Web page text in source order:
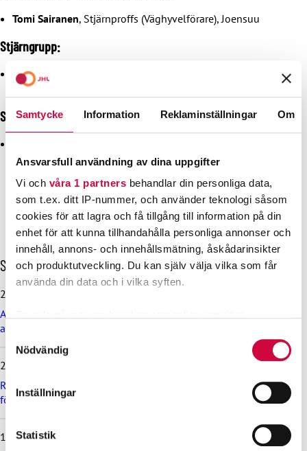
Samtycke Information Reklaminställningar Om
Ansvarsfull användning av dina uppgifter
Vi och våra 1 partners behandlar din personliga data,
som t.ex. ditt IP-nummer, och använder teknologi såsom
cookies för att lagra och få tillgång till information på din
enhet för att kunna tillhandahålla personliga annonser och
innehåll, annons- och innehållsmätning, åskådarinsikter
och produktutveckling. Du kan själv välja vilka som får
använda din data och i vilka syften.
Du kan ändra eller dra tillbaka ditt samtycke när som
Vi använder enhetsidentifierare för att anpassa innehållet
för sociala medier och analysera vår trafik. Vi
vidarebefordrar även sådana identifierare och annan
Nödvändig
Inställningar
Statistik
Tomi Sairanen, Stjärnproffs (Väghyvelförare), Joensuu
Stjärngrupp:
Rantavitikan päiväkoti, Rovaniemi, Kultaketut (
Salmela, Jutta Suvinen, Kirsi Timonen
Stjärnor som utvecklat sitt arbete:
Niskanen, Jade Hyytiäinen, Annika Kasurinen, Marjut
Pitkänen, Tarmo Ryhänen, Merja Savolainen, Tiiu
Yletyinen, Jaana Hänninen Janne Heikkinen)
H
o
p
p
a
ö
r
d
e
n
Senaste nyheterna
29.6.2026
Arbetsdomstolen dömde Helsingfors stad till böter på grund
av brott mot kollektivavtal
24.6.2026
Rekommendation till kommuner, välfärdsområden och KT:s
företag om lönebetalning och beredskap under drönarhot
12.6.2026